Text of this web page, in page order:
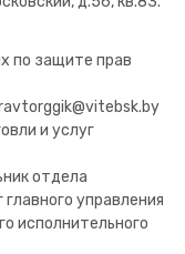
по защите прав
и услуг
отдела
управления
исполнительного